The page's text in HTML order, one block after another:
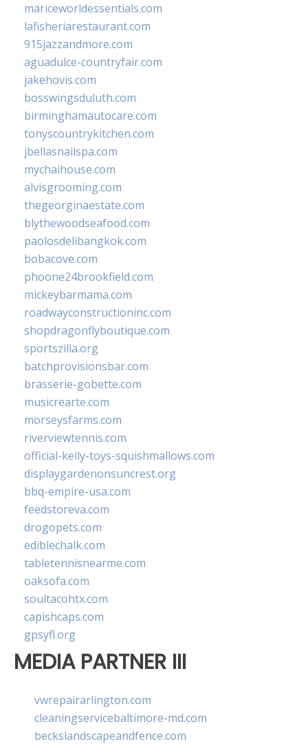
mariceworldessentials.com
lafisheriarestaurant.com
915jazzandmore.com
aguadulce-countryfair.com
jakehovis.com
bosswingsduluth.com
birminghamautocare.com
tonyscountrykitchen.com
jbellasnailspa.com
mychaihouse.com
alvisgrooming.com
thegeorginaestate.com
blythewoodseafood.com
paolosdelibangkok.com
bobacove.com
phoone24brookfield.com
mickeybarmama.com
roadwayconstructioninc.com
shopdragonflyboutique.com
sportszilla.org
batchprovisionsbar.com
brasserie-gobette.com
musicrearte.com
morseysfarms.com
riverviewtennis.com
official-kelly-toys-squishmallows.com
displaygardenonsuncrest.org
bbq-empire-usa.com
feedstoreva.com
drogopets.com
ediblechalk.com
tabletennisnearme.com
oaksofa.com
soultacohtx.com
capishcaps.com
gpsyfl.org
MEDIA PARTNER III
vwrepairarlington.com
cleaningservicebaltimore-md.com
beckslandscapeandfence.com